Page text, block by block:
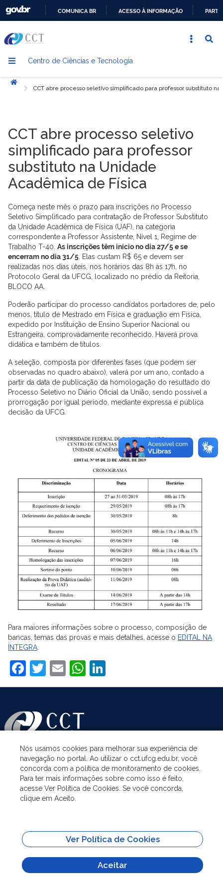
CONTEÚDO
COMUNICA BR ACESSO À INFORMAÇÃO
Centro de Ciências e Tecnologia
Início
CCT abre processo seletivo simplificado para professor substituto
CCT abre processo seletivo
simplificado para professor
substituto na Unidade
Acadêmica de Física
Começa neste mês o prazo para inscrições no Processo
Seletivo Simplificado para contratação de Professor Substituto
da Unidade Acadêmica de Física (UAF), na categoria
correspondente a Professor Assistente, Nível 1, Regime de
Trabalho T-40. As inscrições têm início no dia 27/5 e se
encerram no dia 31/5 . Elas custam R$ 65 e devem ser
realizadas nos dias úteis, nos horários das 8h às 17h, no
Protocolo Geral da UFCG, localizado no prédio da Reitoria,
BLOCO AA.
Poderão participar do processo candidatos portadores de, pelo
menos, título de Mestrado em Física e graduação em Física,
expedido por Instituição de Ensino Superior Nacional ou
Estrangeira, comprovadamente reconhecido. Haverá prova
didática e também de títulos.
A seleção, composta por diferentes fases (que podem ser
observadas no quadro abaixo), valerá por um ano, contado a
partir da data de publicação da homologação do resultado do
Processo Seletivo no Diário Oficial da União, sendo possível a
prorrogação por igual período, mediante expressa e pública
decisão da UFCG.
Para maiores informações sobre o processo, composição de
bancas, temas das provas e mais detalhes, acesse o EDITAL NA
ÍNTEGRA
Facebook
Twitter
EmailWhatsApp
ASSUNTOS
ACESSO À INFORMAÇÃO
SITES IMPORTANTES
Nós usamos cookies para melhorar sua experiência de
navegação no portal. Ao utilizar o cct.ufcg.edu.br, você
concorda com a política de monitoramento de cookies.
Para ter mais informações sobre como isso é feito,
acesse Ver Política de Cookies. Se você concorda,
clique em Aceito.
Ver Política de Cookies
Aceitar